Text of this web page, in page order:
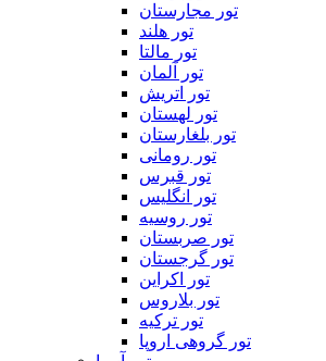
تور مجارستان
تور هلند
تور مالتا
تور آلمان
تور اتریش
تور لهستان
تور بلغارستان
تور رومانی
تور قبرس
تور انگلیس
تور روسیه
تور صربستان
تور گرجستان
تور اکراین
تور بلاروس
تور ترکیه
تور گروهی اروپا